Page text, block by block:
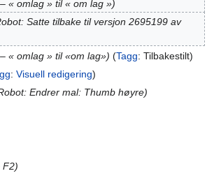
« omlag » til « om lag »
Satte tilbake til versjon 2695199 av
« omlag » til «om lag» Tagg: Tilbakestilt
: Visuell redigering
Endrer mal: Thumb høyre
F2